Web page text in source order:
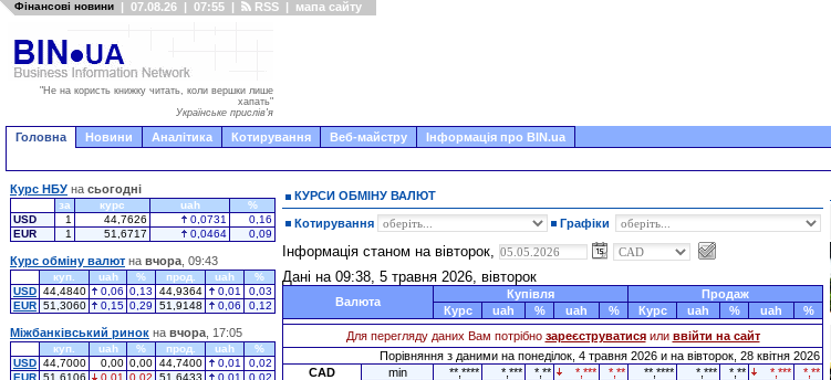
Фінансові новини | 07.08.26 | 07:55 | RSS | мапа сайту
"Не на користь книжку читать, коли вершки лише
хапать"
Українське прислів'я
Головна Новини Аналітика Котирування Веб-майстру Інформація про BIN.ua
КУРСИ ОБМІНУ ВАЛЮТ
Котирування Графіки
Інформація станом на вівторок,
Дані на 09:38, 5 травня 2026, вівторок
Валюта
Купівля
Продаж
Курс
uah % uah % Курс uah % uah
%
Для перегляду даних Вам потрібно зареєструватисяили ввійти на сайт
Порівняння з даними на понеділок, 4 травня 2026 и на вівторок, 28 квітня 2026
CAD
min **,**** *,*** *,** *,*** *,** **,**** *,*** *,** *,***
*,**
Курс НБУ на сьогодні
за курс uah
%
USD
1 44,7626 0,0731
0,16
EUR
1 51,6717 0,0464 0,09
Курс обміну валют на вчора , 09:43
куп. uah % прод. uah
%
USD 44,4840 0,06 0,13 44,9364 0,01
0,03
EUR 51,3060 0,15 0,29 51,9148 0,06 0,12
Міжбанківський ринок на вчора , 17:05
куп. uah % прод. uah
%
USD 44,7000 0,00 0,00 44,7400 0,01
0,02
EUR 51,6106 0,01 0,02 51,6433 0,01 0,02